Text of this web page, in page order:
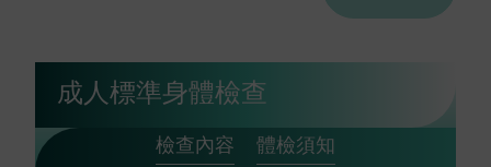
成人標準身體檢查
檢查內容 體檢須知